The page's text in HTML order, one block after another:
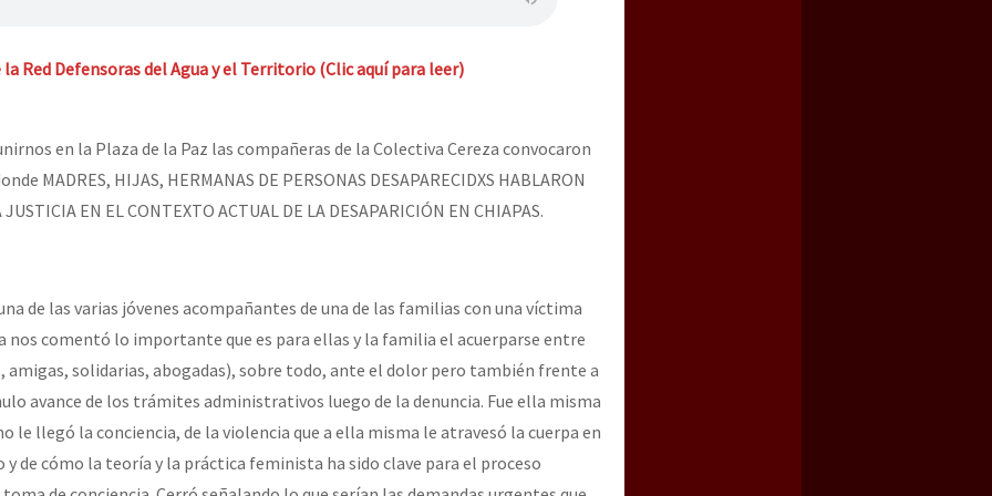
Red Defensoras del Agua y el Territorio (Clic aquí para leer)
en la Plaza de la Paz las compañeras de la Colectiva Cereza convocaron
MADRES, HIJAS, HERMANAS DE PERSONAS DESAPARECIDXS HABLARON
JUSTICIA EN EL CONTEXTO ACTUAL DE LA DESAPARICIÓN EN CHIAPAS.
de las varias jóvenes acompañantes de una de las familias con una víctima
nos comentó lo importante que es para ellas y la familia el acuerparse entre
amigas, solidarias, abogadas), sobre todo, ante el dolor pero también frente a
avance de los trámites administrativos luego de la denuncia. Fue ella misma
le llegó la conciencia, de la violencia que a ella misma le atravesó la cuerpa en
y de cómo la teoría y la práctica feminista ha sido clave para el proceso